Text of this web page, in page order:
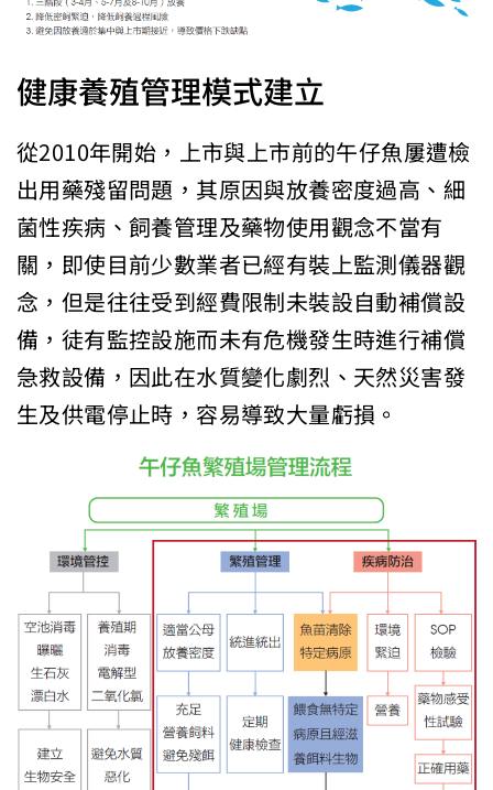
健康養殖管理模式建立
從2010年開始，上市與上市前的午仔魚屢遭檢
出用藥殘留問題，其原因與放養密度過高、細
菌性疾病、飼養管理及藥物使用觀念不當有
關，即使目前少數業者已經有裝上監測儀器觀
念，但是往往受到經費限制未裝設自動補償設
備，徒有監控設施而未有危機發生時進行補償
急救設備，因此在水質變化劇烈、天然災害發
生及供電停止時，容易導致大量虧損。